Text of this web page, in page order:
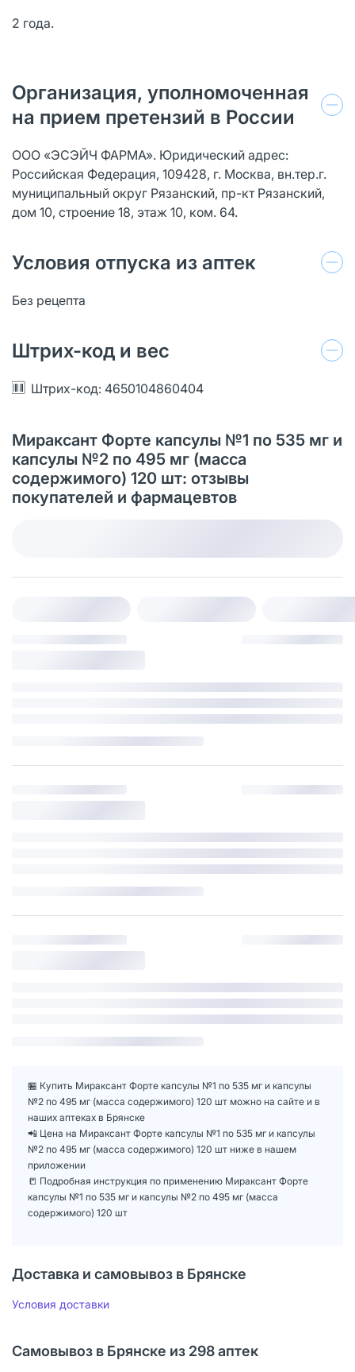
2 года.
Организация, уполномоченная
на прием претензий в России
ООО «ЭСЭЙЧ ФАРМА». Юридический адрес:
Российская Федерация, 109428, г. Москва, вн.тер.г.
муниципальный округ Рязанский, пр-кт Рязанский,
дом 10, строение 18, этаж 10, ком. 64.
Условия отпуска из аптек
Без рецепта
Штрих-код и вес
Штрих-код: 4650104860404
Мираксант Форте капсулы №1 по 535 мг и
капсулы №2 по 495 мг (масса
содержимого) 120 шт: отзывы
покупателей и фармацевтов
🏪 Купить Мираксант Форте капсулы №1 по 535 мг и капсулы
№2 по 495 мг (масса содержимого) 120 шт можно на сайте и в
наших аптеках в Брянске
📲 Цена на Мираксант Форте капсулы №1 по 535 мг и капсулы
№2 по 495 мг (масса содержимого) 120 шт ниже в нашем
приложении
📒 Подробная инструкция по применению Мираксант Форте
капсулы №1 по 535 мг и капсулы №2 по 495 мг (масса
содержимого) 120 шт
Доставка и самовывоз в Брянске
Условия доставки
Самовывоз в Брянске из 298 аптек